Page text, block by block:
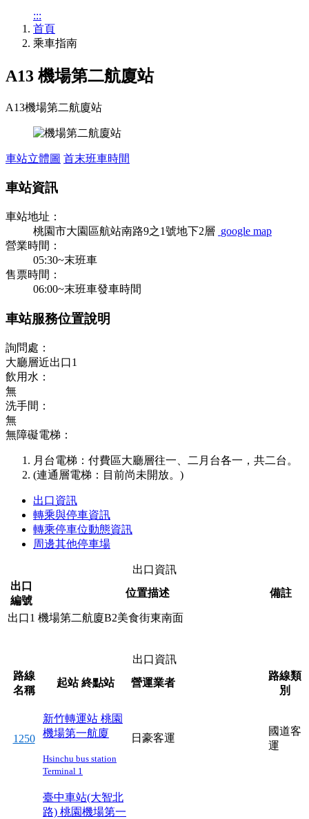
:::
首頁
乘車指南
A13 機場第二航廈站
A13機場第二航廈站
車站立體圖 首末班車時間
車站資訊
車站地址：
桃園市大園區航站南路9之1號地下2層 google map
營業時間：
05:30~末班車
售票時間：
06:00~末班車發車時間
車站服務位置說明
詢問處：
大廳層近出口1
飲用水：
無
洗手間：
無
無障礙電梯：
月台電梯：付費區大廳層往一、二月台各一，共二台。
(連通層電梯：目前尚未開放。)
出口資訊
轉乘與停車資訊
轉乘停車位動態資訊
周邊其他停車場
出口資訊
出口
編號
位置描述 備註
出口1 機場第二航廈B2美食街東南面
出口資訊
路線
名稱
起站終點站 營運業者
路線類
別
1250
新竹轉運站 桃園
機場第一航廈
Hsinchu bus station
Terminal 1
日豪客運
國道客
運
臺中車站(大智北
路) 桃園機場第一